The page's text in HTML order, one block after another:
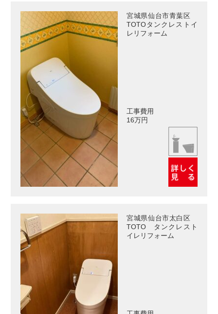
宮城県仙台市青葉区
TOTOタンクレストイ
レリフォーム
工事費用
16万円
宮城県仙台市太白区
TOTO タンクレスト
イレリフォーム